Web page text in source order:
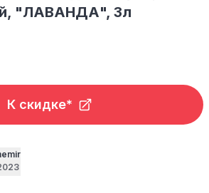
"ЛАВАНДА", 3л
К скидке*